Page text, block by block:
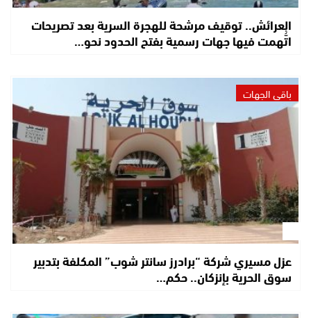
العرائش.. توقيف مرشحة للهجرة السرية بعد تصريحات
اتُّهمت فيها جهات رسمية بفتح الحدود نحو…
باقي الجهات
عزل مسيري شركة “برادرز سانتر شوب” المكلفة بتدبير
سوق الحرية بإنزكان.. حكم…